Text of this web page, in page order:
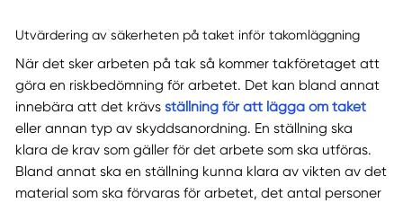
Utvärdering av säkerheten på taket inför takomläggning
När det sker arbeten på tak så kommer takföretaget att
göra en riskbedömning för arbetet. Det kan bland annat
innebära att det krävs ställning för att lägga om taket
eller annan typ av skyddsanordning. En ställning ska
klara de krav som gäller för det arbete som ska utföras.
Bland annat ska en ställning kunna klara av vikten av det
material som ska förvaras för arbetet, det antal personer